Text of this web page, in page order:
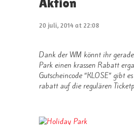
Aktion
20 juli, 2014 at 22:08
Dank der WM könnt ihr
Park einen krassen Rabatt
Gutscheincode “KLOSE” gibt
rabatt auf die regulären